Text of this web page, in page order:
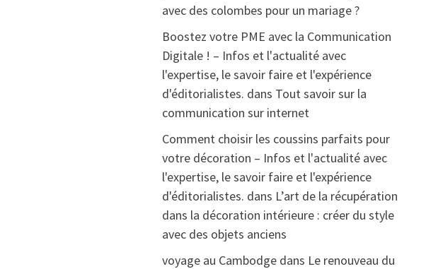
avec des colombes pour un mariage ?
Boostez votre PME avec la Communication
Digitale ! – Infos et l'actualité avec
l'expertise, le savoir faire et l'expérience
d'éditorialistes. dans Tout savoir sur la
communication sur internet
Comment choisir les coussins parfaits pour
votre décoration – Infos et l'actualité avec
l'expertise, le savoir faire et l'expérience
d'éditorialistes. dans L’art de la récupération
dans la décoration intérieure : créer du style
avec des objets anciens
voyage au Cambodgedans Le renouveau du